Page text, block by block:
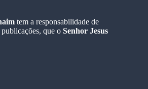
tem a responsabilidade de
publicações, que o Senhor Jesus